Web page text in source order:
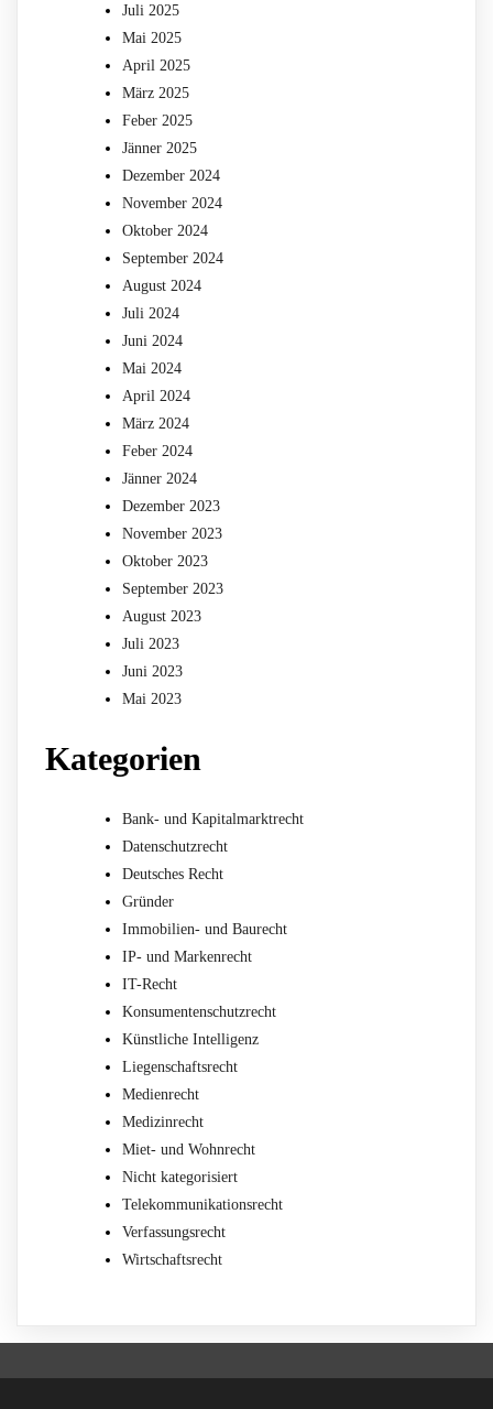
Juli 2025
Mai 2025
April 2025
März 2025
Feber 2025
Jänner 2025
Dezember 2024
November 2024
Oktober 2024
September 2024
August 2024
Juli 2024
Juni 2024
Mai 2024
April 2024
März 2024
Feber 2024
Jänner 2024
Dezember 2023
November 2023
Oktober 2023
September 2023
August 2023
Juli 2023
Juni 2023
Mai 2023
Kategorien
Bank- und Kapitalmarktrecht
Datenschutzrecht
Deutsches Recht
Gründer
Immobilien- und Baurecht
IP- und Markenrecht
IT-Recht
Konsumentenschutzrecht
Künstliche Intelligenz
Liegenschaftsrecht
Medienrecht
Medizinrecht
Miet- und Wohnrecht
Nicht kategorisiert
Telekommunikationsrecht
Verfassungsrecht
Wirtschaftsrecht